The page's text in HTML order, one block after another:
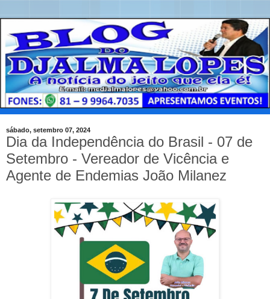
sábado, setembro 07, 2024
Dia da Independência do Brasil - 07 de
Setembro - Vereador de Vicência e
Agente de Endemias João Milanez